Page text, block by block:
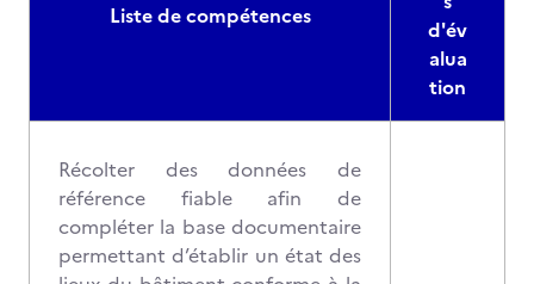
Liste de compétences
d'év
alua
tion
Récolter des données de
référence fiable afin de
compléter la base documentaire
permettant d’établir un état des